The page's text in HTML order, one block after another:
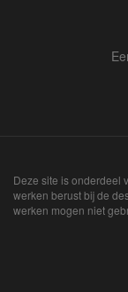
Deze site is onderdeel
werken berust bij de
werken mogen niet